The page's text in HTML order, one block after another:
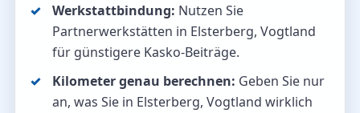
Werkstattbindung: Nutzen Sie
Partnerwerkstätten in Elsterberg, Vogtland
für günstigere Kasko-Beiträge.
Kilometer genau berechnen: Geben Sie nur
an, was Sie in Elsterberg, Vogtland wirklich